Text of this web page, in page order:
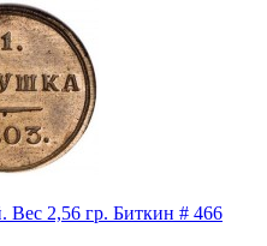
2,56 гр. Биткин # 466